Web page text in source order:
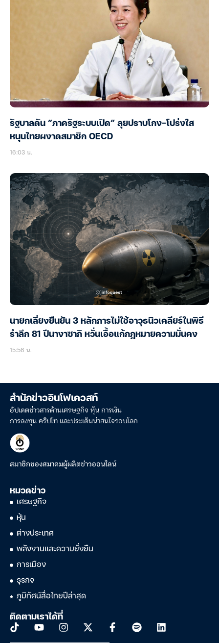
รัฐบาลดัน “ภาครัฐระบบเปิด” ลุยปราบโกง-โปร่งใส
หนุนไทยผงาดสมาชิก OECD
16:03 น.
นายกเลี่ยงยืนยัน 3 หลักการไม่ใช้อาวุธนิวเคลียร์ในพิธี
รำลึก 81 ปีนางาซากิ หวั่นเอื้อแก้กฎหมายความมั่นคง
15:56 น.
สำนักข่าวอินโฟเควสท์
อัปเดตข่าวสารด้านเศรษฐกิจ หุ้น การเงิน
การลงทุน คริปโท และประเด็นน่าสนใจรอบโลก
สมาชิกของสมาคมผู้ผลิตข่าวออนไลน์
หมวดข่าว
เศรษฐกิจ
หุ้น
ต่างประเทศ
พลังงานและความยั่งยืน
การเมือง
ธุรกิจ
ภูมิทัศน์สื่อไทยปีล่าสุด
ติดตามเราได้ที่